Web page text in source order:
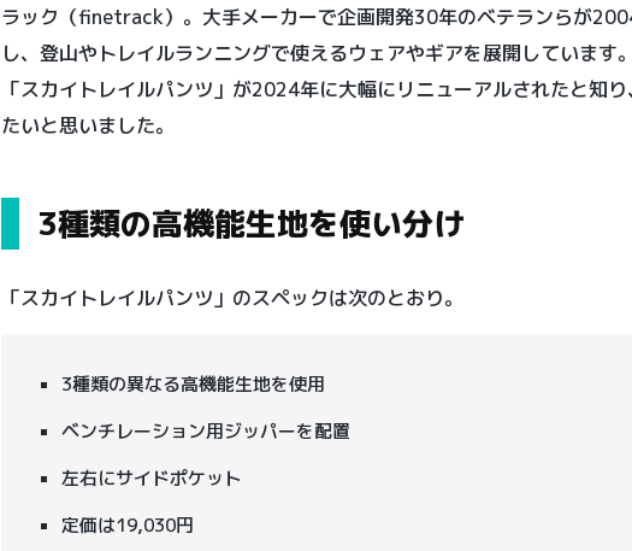
ラック（finetrack）。大手メーカーで企画開発30年のベテランらが
し、登山やトレイルランニングで使えるウェアやギアを展開しています
「スカイトレイルパンツ」が2024年に大幅にリニューアルされたと知
たいと思いました。
3種類の高機能生地を使い分け
「スカイトレイルパンツ」のスペックは次のとおり。
3種類の異なる高機能生地を使用
ベンチレーション用ジッパーを配置
左右にサイドポケット
定価は19,030円